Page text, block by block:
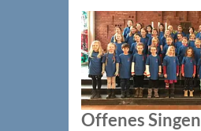
Offenes Singen